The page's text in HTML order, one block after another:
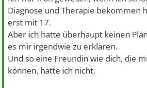
Diagnose und Therapie bekommen
erst mit 17.
Aber ich hatte überhaupt keinen
es mir irgendwie zu erklären.
Und so eine Freundin wie dich, die
können, hatte ich nicht.